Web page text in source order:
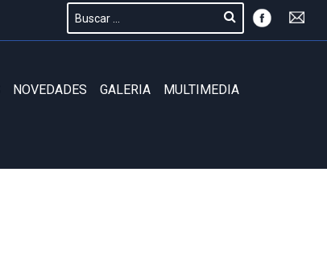
NOVEDADES GALERIA MULTIMEDIA